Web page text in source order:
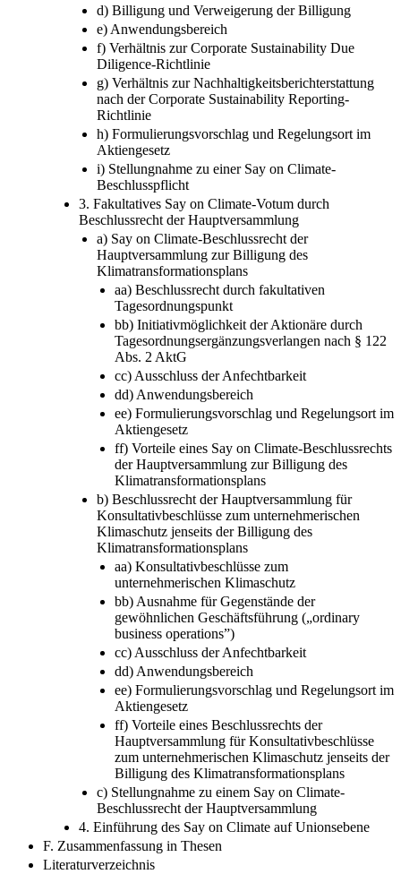
d) Billigung und Verweigerung der Billigung
e) Anwendungsbereich
f) Verhältnis zur Corporate Sustainability Due
Diligence-Richtlinie
g) Verhältnis zur Nachhaltigkeitsberichterstattung
nach der Corporate Sustainability Reporting-
Richtlinie
h) Formulierungsvorschlag und Regelungsort im
Aktiengesetz
i) Stellungnahme zu einer Say on Climate-
Beschlusspflicht
3. Fakultatives Say on Climate-Votum durch
Beschlussrecht der Hauptversammlung
a) Say on Climate-Beschlussrecht der
Hauptversammlung zur Billigung des
Klimatransformationsplans
aa) Beschlussrecht durch fakultativen
Tagesordnungspunkt
bb) Initiativmöglichkeit der Aktionäre durch
Tagesordnungsergänzungsverlangen nach § 122
Abs. 2 AktG
cc) Ausschluss der Anfechtbarkeit
dd) Anwendungsbereich
ee) Formulierungsvorschlag und Regelungsort im
Aktiengesetz
ff) Vorteile eines Say on Climate-Beschlussrechts
der Hauptversammlung zur Billigung des
Klimatransformationsplans
b) Beschlussrecht der Hauptversammlung für
Konsultativbeschlüsse zum unternehmerischen
Klimaschutz jenseits der Billigung des
Klimatransformationsplans
aa) Konsultativbeschlüsse zum
unternehmerischen Klimaschutz
bb) Ausnahme für Gegenstände der
gewöhnlichen Geschäftsführung („ordinary
business operations”)
cc) Ausschluss der Anfechtbarkeit
dd) Anwendungsbereich
ee) Formulierungsvorschlag und Regelungsort im
Aktiengesetz
ff) Vorteile eines Beschlussrechts der
Hauptversammlung für Konsultativbeschlüsse
zum unternehmerischen Klimaschutz jenseits der
Billigung des Klimatransformationsplans
c) Stellungnahme zu einem Say on Climate-
Beschlussrecht der Hauptversammlung
4. Einführung des Say on Climate auf Unionsebene
F. Zusammenfassung in Thesen
Literaturverzeichnis